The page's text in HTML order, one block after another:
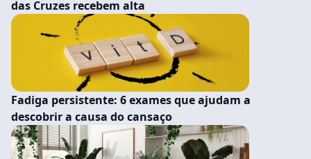
das Cruzes recebem alta
Fadiga persistente: 6 exames que ajudam a
descobrir a causa do cansaço